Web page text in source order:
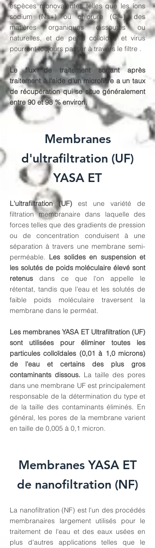
espèces monovalentes telles que les ions
sodium (Na+) ou chlorure (Cl−), des
matières organiques dissoutes ou
naturelles, et de petits colloïdes et virus
pourront toujours passer à travers le filtre .
Le flux de traitement sortant après
traitement à l'aide d'un microfiltre a un taux
de récupération qui se situe généralement
entre 90 et 98 % environ.
Membranes
d'ultrafiltration (UF)
YASA ET
L'ultrafiltration (UF) est une variété de
filtration membranaire dans laquelle des
forces telles que des gradients de pression
ou de concentration conduisent à une
séparation à travers une membrane semi-
perméable. Les solides en suspension et
les solutés de poids moléculaire élevé sont
retenus dans ce que l'on appelle le
rétentat, tandis que l'eau et les solutés de
faible poids moléculaire traversent la
membrane dans le perméat.
Les membranes YASA ET Ultrafiltration (UF)
sont utilisées pour éliminer toutes les
particules colloïdales (0,01 à 1,0 microns)
de l'eau et certains des plus gros
contaminants dissous. La taille des pores
dans une membrane UF est principalement
responsable de la détermination du type et
de la taille des contaminants éliminés. En
général, les pores de la membrane varient
en taille de 0,005 à 0,1 micron.
Membranes YASA ET
de nanofiltration (NF)
La nanofiltration (NF) est l'un des procédés
membranaires largement utilisés pour le
traitement de l'eau et des eaux usées en
plus d'autres applications telles que le